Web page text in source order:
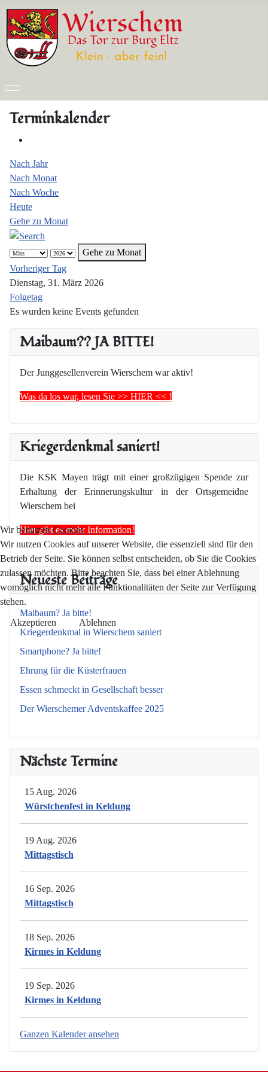
Maibaum?? JA BITTE!
Der Junggesellenverein Wierschem war aktiv!
Was da los war, lesen Sie >> HIER << !
Kriegerdenkmal saniert!
Die KSK Mayen trägt mit einer großzügigen Spende zur
Erhaltung der Erinnerungskultur in der Ortsgemeidne
Wierschem bei
Hier gibt es mehr Information!
Neueste Beiträge
Maibaum? Ja bitte!
Kriegerdenkmal in Wierschem saniert
Smartphone? Ja bitte!
Ehrung für die Küsterfrauen
Essen schmeckt in Gesellschaft besser
Der Wierschemer Adventskaffee 2025
Nächste Termine
15 Aug. 2026
Würstchenfest in Keldung
19 Aug. 2026
Mittagstisch
16 Sep. 2026
Mittagstisch
18 Sep. 2026
Kirmes in Keldung
19 Sep. 2026
Kirmes in Keldung
Ganzen Kalender ansehen
Terminkalender
Nach Jahr
Nach Monat
Nach Woche
Heute
Gehe zu Monat
Gehe zu Monat
Vorheriger Tag
Dienstag, 31. März 2026
Folgetag
Es wurden keine Events gefunden
Wir benutzen Cookies
Wir nutzen Cookies auf unserer Website, die essenziell sind für den
Betrieb der Seite. Sie können selbst entscheiden, ob Sie die Cookies
zulassen möchten. Bitte beachten Sie, dass bei einer Ablehnung
womöglich nicht mehr alle Funktionalitäten der Seite zur Verfügung
stehen.
Akzeptieren Ablehnen